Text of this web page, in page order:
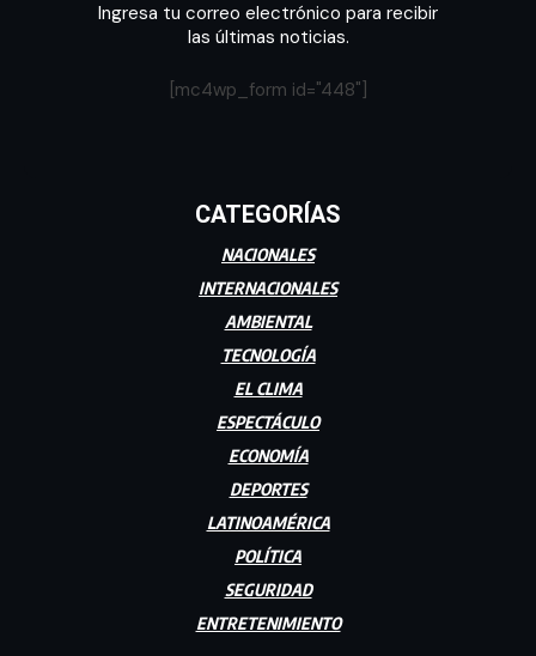
Ingresa tu correo electrónico para recibir
las últimas noticias.
[mc4wp_form id="448"]
CATEGORÍAS
NACIONALES
INTERNACIONALES
AMBIENTAL
TECNOLOGÍA
EL CLIMA
ESPECTÁCULO
ECONOMÍA
DEPORTES
LATINOAMÉRICA
POLÍTICA
SEGURIDAD
ENTRETENIMIENTO